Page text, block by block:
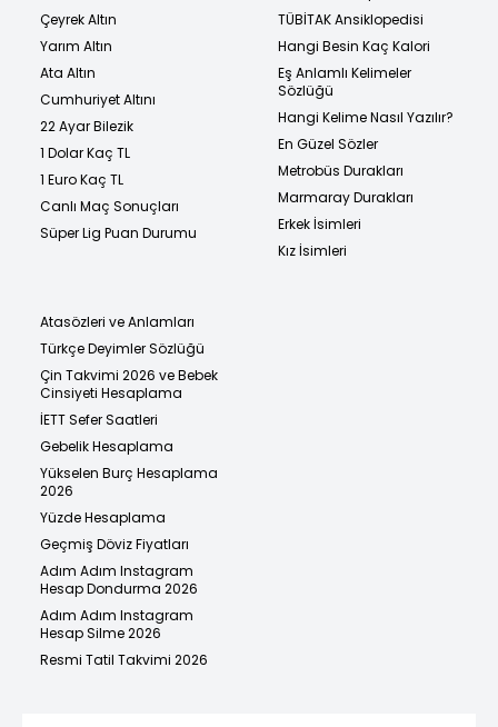
Çeyrek Altın
Yarım Altın
Ata Altın
Cumhuriyet Altını
22 Ayar Bilezik
1 Dolar Kaç TL
1 Euro Kaç TL
Canlı Maç Sonuçları
Süper Lig Puan Durumu
TÜBİTAK Ansiklopedisi
Hangi Besin Kaç Kalori
Eş Anlamlı Kelimeler
Sözlüğü
Hangi Kelime Nasıl Yazılır?
En Güzel Sözler
Metrobüs Durakları
Marmaray Durakları
Erkek İsimleri
Kız İsimleri
Atasözleri ve Anlamları
Türkçe Deyimler Sözlüğü
Çin Takvimi 2026 ve Bebek
Cinsiyeti Hesaplama
İETT Sefer Saatleri
Gebelik Hesaplama
Yükselen Burç Hesaplama
2026
Yüzde Hesaplama
Geçmiş Döviz Fiyatları
Adım Adım Instagram
Hesap Dondurma 2026
Adım Adım Instagram
Hesap Silme 2026
Resmi Tatil Takvimi 2026